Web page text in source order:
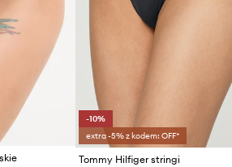
-10%
extra -5% z kodem: OFF*
Tommy Hilfiger stringi